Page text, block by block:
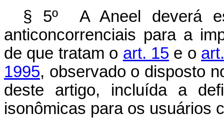
§ 5º A Aneel deverá
anticoncorrenciais para a
de que tratam o art. 15 e o
1995, observado o disposto
deste artigo, incluída a
isonômicas para os usuários